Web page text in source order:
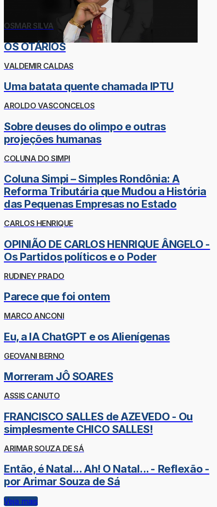
OSMAR SILVA
OS OTÁRIOS
VALDEMIR CALDAS
Uma batata quente chamada IPTU
AROLDO VASCONCELOS
Sobre deuses do olimpo e outras
projeções humanas
COLUNA DO SIMPI
Coluna Simpi – Simples Rondônia: A
Reforma Tributária que Mudou a História
das Pequenas Empresas no Estado
CARLOS HENRIQUE
OPINIÃO DE CARLOS HENRIQUE ÂNGELO -
Os Partidos políticos e o Poder
RUDINEY PRADO
Parece que foi ontem
MARCO ANCONI
Eu, a IA ChatGPT e os Alienígenas
GEOVANI BERNO
Morreram JÔ SOARES
ASSIS CANUTO
FRANCISCO SALLES de AZEVEDO - Ou
simplesmente CHICO SALLES!
ARIMAR SOUZA DE SÁ
Então, é Natal... Ah! O Natal... - Reflexão -
por Arimar Souza de Sá
Veja mais